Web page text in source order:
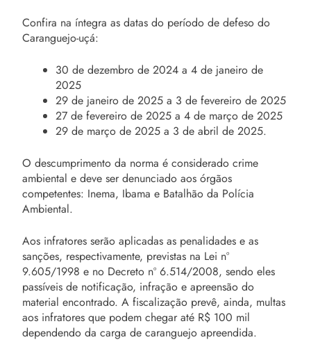
Confira na íntegra as datas do período de defeso do
Caranguejo-uçá:
30 de dezembro de 2024 a 4 de janeiro de
2025
29 de janeiro de 2025 a 3 de fevereiro de 2025
27 de fevereiro de 2025 a 4 de março de 2025
29 de março de 2025 a 3 de abril de 2025.
O descumprimento da norma é considerado crime
ambiental e deve ser denunciado aos órgãos
competentes: Inema, Ibama e Batalhão da Polícia
Ambiental.
Aos infratores serão aplicadas as penalidades e as
sanções, respectivamente, previstas na Lei nº
9.605/1998 e no Decreto nº 6.514/2008, sendo eles
passíveis de notificação, infração e apreensão do
material encontrado. A fiscalização prevê, ainda, multas
aos infratores que podem chegar até R$ 100 mil
dependendo da carga de caranguejo apreendida.